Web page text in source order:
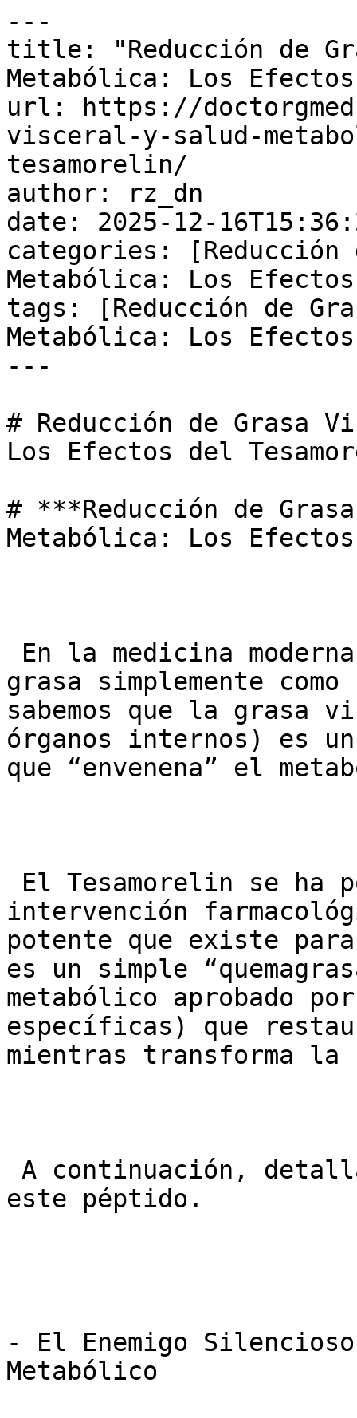
---
title: "Reducción de
Metabólica: Los
url: https://
visceral-y-salud-
tesamorelin/
author: rz_dn
date: 2025-12-
categories: [Reducción
Metabólica: Los
tags: [Reducción de
Metabólica: Los
---
# Reducción de Grasa
Los Efectos del
# ***Reducción de
Metabólica: Los
grasa simplemente
sabemos que la grasa
órganos internos) es
que “envenena” el
intervención
potente que existe
es un simple
metabólico aprobado
específicas) que
mientras transforma
este péptido.
- El Enemigo
Metabólico